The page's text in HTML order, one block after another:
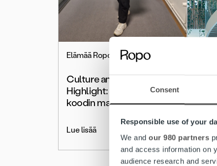
Consent
Responsible use of your
We and our 980 partners
and access information on
audience research and
Elämää Ropolla
Culture and Talent
Highlight: Muotiblogista
koodin maailmaan
Lue lisää